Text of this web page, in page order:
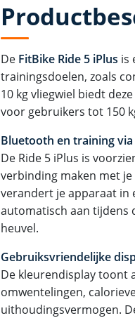
De FitBike Ride 5 iPlus is
trainingsdoelen, zoals
10 kg vliegwiel biedt
voor gebruikers tot 150
Bluetooth en training via
De Ride 5 iPlus is
verbinding maken met
verandert je apparaat in
automatisch aan tijdens
heuvel.
Gebruiksvriendelijke
De kleurendisplay toont
omwentelingen,
uithoudingsvermogen.